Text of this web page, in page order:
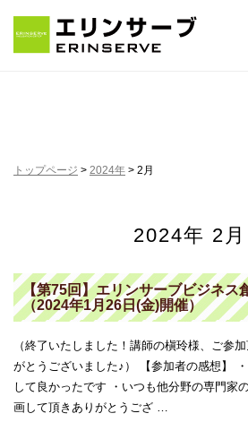
トップページ > 2024年 > 2月
2024年 2月
【第75回】エリンサーブビジネス
（2024年1月26日(金)開催）
（終了いたしました！講師の槇玲様、ご参
がとうございました♪） 【参加者の感想】
して良かったです ・いつも他分野の専門家
画して頂きありがとうござ …